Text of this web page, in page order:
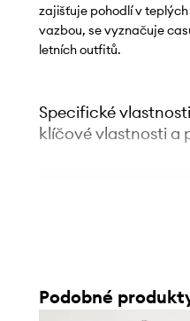
zajišťuje pohodlí v
vazbou, se vyznačuje
letních outfitů.
Specifické
klíčové vlastnosti a
Pravidelný pass
přizpůsobení
Podobné